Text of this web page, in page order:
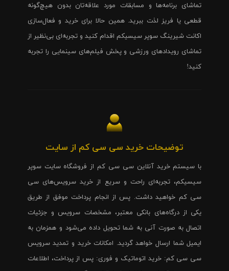
تماشای برنامه‌ها و مسابقات مورد علاقه‌تان بدون هیچ‌گونه
قطعی یا فریز لذت ببرید. همین حالا برای خرید و فعال‌سازی
اکانت شیرینگ سوپر سیسیکم اقدام کنید و تجربه‌ای بی‌نظیر از
تماشای رویدادهای ورزشی و پخش فیلم‌های سینمایی را تجربه
کنید!
توضیحات خرید سی سی کم از سایت
با سیستم خرید آنلاین سی سی کم از فروشگاه سایت سوپر
سیسیکم، تجربه‌ای راحت و سریع از خرید سرویس‌های سی
سی کم خواهید داشت. پس از انجام پرداخت موفق از طریق
یکی از درگاه‌های بانکی معتبر، مشخصات سرویس و جزئیات
اتصال به صورت آنی به شما تحویل داده می‌شود و همزمان به
ایمیل شما ارسال خواهد گردید. امکانات خرید و تمدید سرویس
سی سی کم: خرید اتوماتیک و فوری: پس از پرداخت، اطلاعات